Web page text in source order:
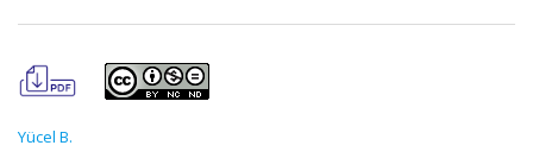
Yücel B.